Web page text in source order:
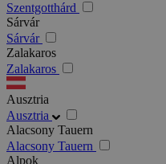
Szentgotthárd
Sárvár
Sárvár
Zalakaros
Zalakaros
Ausztria
Ausztria
Alacsony Tauern
Alacsony Tauern
Alpok